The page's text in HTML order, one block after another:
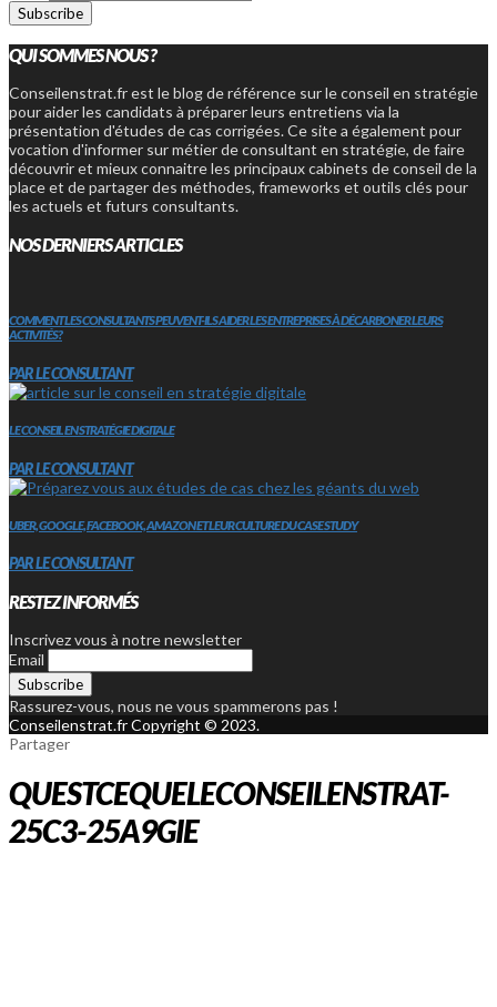
QUI SOMMES NOUS ?
Conseilenstrat.fr est le blog de référence sur le conseil en stratégie
pour aider les candidats à préparer leurs entretiens via la
présentation d'études de cas corrigées. Ce site a également pour
vocation d'informer sur métier de consultant en stratégie, de faire
découvrir et mieux connaitre les principaux cabinets de conseil de la
place et de partager des méthodes, frameworks et outils clés pour
les actuels et futurs consultants.
NOS DERNIERS ARTICLES
COMMENT LES CONSULTANTS PEUVENT-ILS AIDER LES ENTREPRISES À DÉCARBONER LEURS
ACTIVITÉS?
PAR LE CONSULTANT
LE CONSEIL EN STRATÉGIE DIGITALE
PAR LE CONSULTANT
UBER, GOOGLE, FACEBOOK, AMAZON ET LEUR CULTURE DU CASE STUDY
PAR LE CONSULTANT
RESTEZ INFORMÉS
Inscrivez vous à notre newsletter
Email
Rassurez-vous, nous ne vous spammerons pas !
Conseilenstrat.fr Copyright © 2023.
Partager
QUESTCEQUELECONSEILENSTRAT-
25C3-25A9GIE